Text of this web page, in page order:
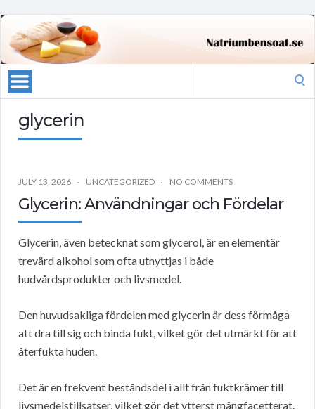
glycerin
JULY 13, 2026 UNCATEGORIZED NO COMMENTS
Glycerin: Användningar och Fördelar
Glycerin, även betecknat som glycerol, är en elementär
trevärd alkohol som ofta utnyttjas i både
hudvårdsprodukter och livsmedel.
Den huvudsakliga fördelen med glycerin är dess förmåga
att dra till sig och binda fukt, vilket gör det utmärkt för att
återfukta huden.
Det är en frekvent beståndsdel i allt från fuktkrämer till
livsmedelstillsatser, vilket gör det ytterst mångfacetterat.